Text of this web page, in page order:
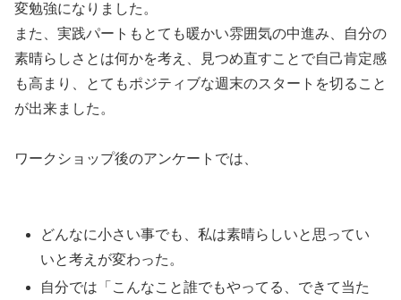
変勉強になりました。
また、実践パートもとても暖かい雰囲気の中進み、自分の
素晴らしさとは何かを考え、見つめ直すことで自己肯定感
も高まり、とてもポジティブな週末のスタートを切ること
が出来ました。
ワークショップ後のアンケートでは、
どんなに小さい事でも、私は素晴らしいと思ってい
いと考えが変わった。
自分では「こんなこと誰でもやってる、できて当た